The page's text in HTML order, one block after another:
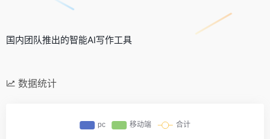
国内团队推出的智能AI写作工具
数据统计